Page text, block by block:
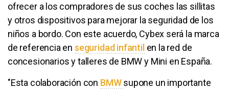
ofrecer a los compradores de sus coches las sillitas
y otros dispositivos para mejorar la seguridad de los
niños a bordo. Con este acuerdo, Cybex será la marca
de referencia en seguridad infantilen la red de
concesionarios y talleres de BMW y Mini en España.
"Esta colaboración con BMW​supone un importante